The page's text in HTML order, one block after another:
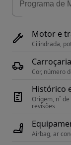
Motor e
Cilindrada,
Cor, número
Histórico
Origem, n˚
revisões
Airbag, ar